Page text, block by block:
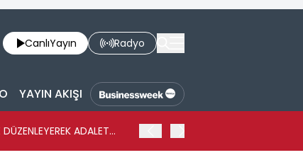
CanlıYayın Radyo
YAYIN AKIŞI
ADALET